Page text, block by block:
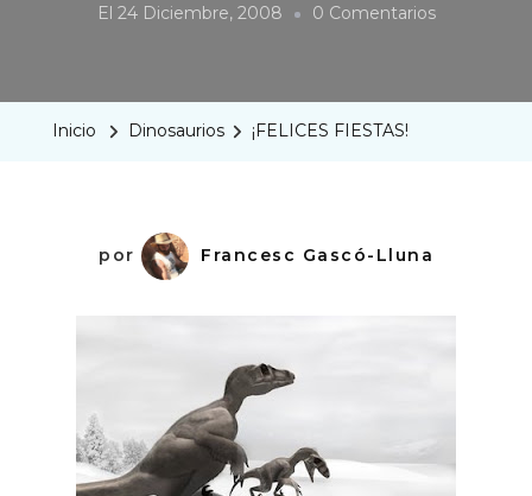
El 24 Diciembre, 2008 0 ComentariosEn
Inicio Dinosaurios ¡FELICES FIESTAS!
por Francesc Gascó-Lluna